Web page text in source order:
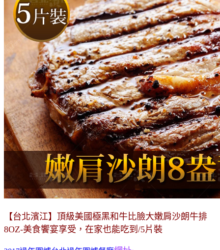
【台北濱江】頂級美國極黑和牛比臉大嫩肩沙朗牛排
8OZ-美食饗宴享受，在家也能吃到/5片裝